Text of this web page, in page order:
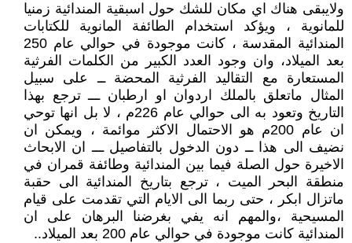
ولايبقى هناك اي مكان للشك حول اسبقية المندائية زمنيا
للمانوية ، ويؤكد استخدام الطائفة المانوية للكتابات
المندائية المقدسة ، كانت موجودة في حوالي عام 250
بعد الميلاد، وان وجود العدد الكبير من الكلمات الفرثية
المستعارة مع التقاليد الفرثية المحضة ــ على سبيل
المثال ماتعلق بالملك اردوان او ارطبان ـــ ترجع بهذا
التاريخ وتعود به الى حوالي عام 226م ، لا بل انها توحي
ان عام 200م هو الاحتمال الاكثر موائمة ، ويمكن ان
نضيف الى هذا ــ دون الدخول بالتفاصيل ـــ ان الابحاث
الاخيرة حول الصلة فيما بين المندائية وطائفة قمران في
منطقة البحر الميت ، ترجع بتاريخ المندائية الى حقبة
ماتزال ابكر ، حتى ربما الى الايام التي تقدمت على قيام
المسيحية ،والمهم انه يفي بغرضنا البرهان على ان
المندائية كانت موجودة في حوالي عام 200 بعد الميلاد..